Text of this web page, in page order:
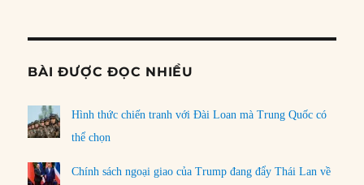
BÀI ĐƯỢC ĐỌC NHIỀU
Hình thức chiến tranh với Đài Loan mà Trung Quốc có
thể chọn
Chính sách ngoại giao của Trump đang đẩy Thái Lan về